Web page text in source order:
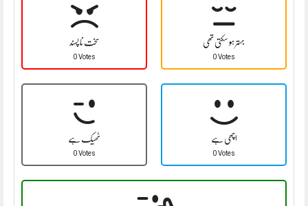
سخت نا پسند
0 Votes
بہتر ہو سکتی تھی
0 Votes
ٹھیک ہے
0 Votes
اچھی ہے
0 Votes